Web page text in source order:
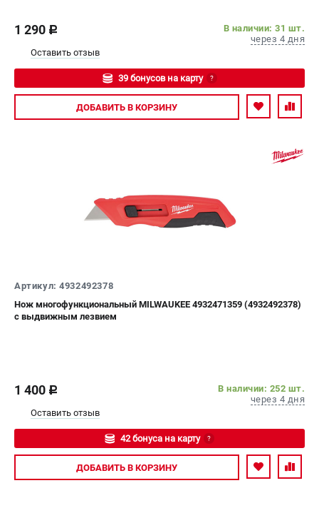
1 290 c
В наличии: 31 шт.
через 4 дня
Оставить отзыв
39 бонусов на карту ?
Авторизуйтесь
ДОБАВИТЬ В КОРЗИНУ
Артикул: 4932492378
Нож многофункциональный MILWAUKEE 4932471359 (4932492378)
с выдвижным лезвием
1 400 c
В наличии: 252 шт.
через 4 дня
Оставить отзыв
42 бонуса на карту ?
Авторизуйтесь
ДОБАВИТЬ В КОРЗИНУ